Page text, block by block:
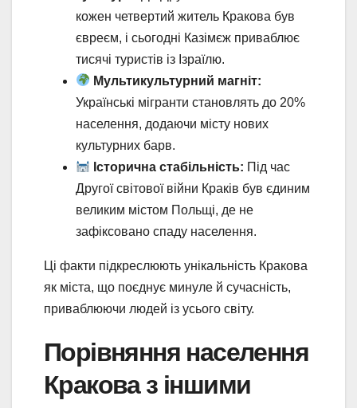
кожен четвертий житель Кракова був
євреєм, і сьогодні Казімєж приваблює
тисячі туристів із Ізраїлю.
Мультикультурний магніт:
Українські мігранти становлять до 20%
населення, додаючи місту нових
культурних барв.
Історична стабільність: Під час
Другої світової війни Краків був єдиним
великим містом Польщі, де не
зафіксовано спаду населення.
Ці факти підкреслюють унікальність Кракова
як міста, що поєднує минуле й сучасність,
приваблюючи людей із усього світу.
Порівняння населення
Кракова з іншими